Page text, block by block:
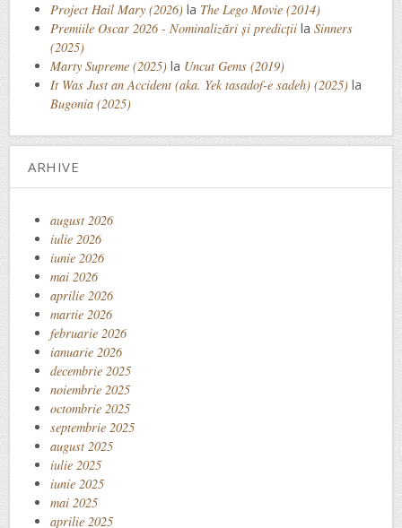
Project Hail Mary (2026) la The Lego Movie (2014)
Premiile Oscar 2026 - Nominalizări și predicții la Sinners
(2025)
Marty Supreme (2025) la Uncut Gems (2019)
It Was Just an Accident (aka. Yek tasadof-e sadeh) (2025) la
Bugonia (2025)
ARHIVE
august 2026
iulie 2026
iunie 2026
mai 2026
aprilie 2026
martie 2026
februarie 2026
ianuarie 2026
decembrie 2025
noiembrie 2025
octombrie 2025
septembrie 2025
august 2025
iulie 2025
iunie 2025
mai 2025
aprilie 2025